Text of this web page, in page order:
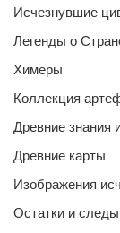
Исчезнувшие
Легенды о
Химеры
Коллекция
Древние знания
Древние карты
Изображения
Остатки и